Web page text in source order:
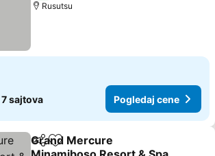
Rusutsu
7 sajtova Pogledaj cene
Deli Dodati u favorite
Grand Mercure